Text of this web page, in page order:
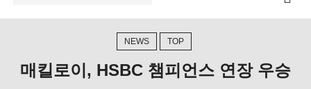
NEWS TOP
매킬로이, HSBC 챔피언스 연장 우승